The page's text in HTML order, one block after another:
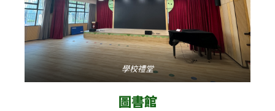
學校禮堂
圖書館